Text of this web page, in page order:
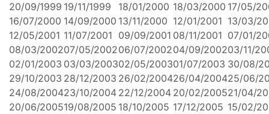
20/09/1999 19/11/1999 18/01/2000 18/03/2000 17/05/
16/07/2000 14/09/2000 13/11/2000 12/01/2001 13/03/
12/05/2001 11/07/2001 09/09/2001 08/11/2001 07/01/
08/03/200207/05/200206/07/200204/09/200203/11/
02/01/2003 03/03/200302/05/200301/07/2003 30/08/
29/10/2003 28/12/2003 26/02/200426/04/200425/06/
24/08/200423/10/2004 22/12/2004 20/02/200521/04/
20/06/200519/08/2005 18/10/2005 17/12/2005 15/02/